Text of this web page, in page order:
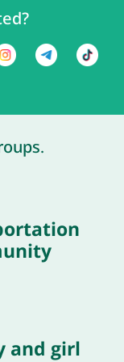
and girl